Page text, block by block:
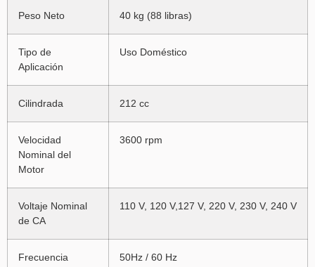
Peso Neto 40 kg (88 libras)
Tipo de
Aplicación
Uso Doméstico
Cilindrada 212 cc
Velocidad
Nominal del
Motor
3600 rpm
Voltaje Nominal
de CA
110 V, 120 V,127 V, 220 V, 230 V, 240 V
Frecuencia 50Hz / 60 Hz